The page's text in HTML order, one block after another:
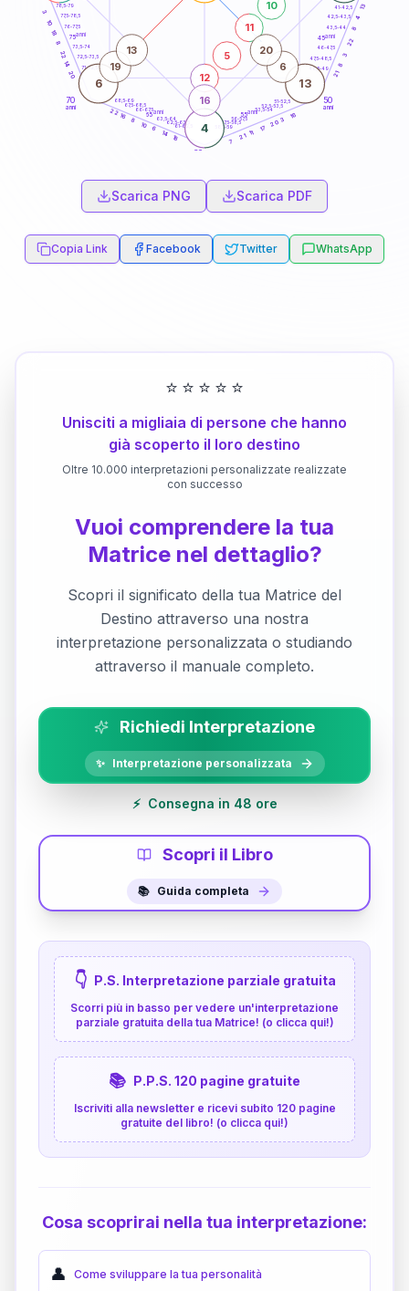
50
anni
60
70
anni
41-42,5
42,5-43,5
43,5-44
46-47,5
47,5-48,5
48,5-49
51-52,5
52,5-53,5
53,5-54
56-57,5
57,5-58,5
58,5-59
61-62,5
62,5-63,5
63,5-64
66-67,5
67,5-68,5
68,5-69
71-72,5
72,5-73,5
73,5-74
76-77,5
77,5-78,5
78,5-79 13
4
8
22
3
8
21
16
3
20
17
11
21
7
18
14
6
10
8
16
22
20
14
22
8
18
10
3
4
6 13
12
5
11
10
16
19
13
6
20
45anni
55anni
65anni
75anni
Scarica PNG Scarica PDF
Copia Link Facebook Twitter WhatsApp
⭐ ⭐ ⭐ ⭐ ⭐
Unisciti a migliaia di persone che hanno
già scoperto il loro destino
Oltre 10.000 interpretazioni personalizzate realizzate
con successo
Vuoi comprendere la tua
Matrice nel dettaglio?
Scopri il significato della tua Matrice del
Destino attraverso una nostra
interpretazione personalizzata o studiando
attraverso il manuale completo.
Richiedi Interpretazione
✨ Interpretazione personalizzata
⚡ Consegna in 48 ore
Scopri il Libro
📚 Guida completa
👇 P.S. Interpretazione parziale gratuita
Scorri più in basso per vedere un'interpretazione
parziale gratuita della tua Matrice! (o clicca qui!)
📚 P.P.S. 120 pagine gratuite
Iscriviti alla newsletter e ricevi subito 120 pagine
gratuite del libro! (o clicca qui!)
Cosa scoprirai nella tua interpretazione:
👤 Come sviluppare la tua personalità